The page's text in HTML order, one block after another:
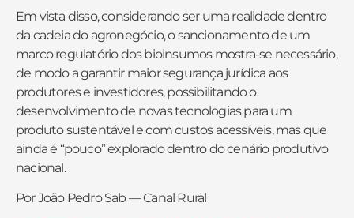
Em vista disso, considerando ser uma realidade dentro
da cadeia do agronegócio, o sancionamento de um
marco regulatório dos bioinsumos mostra-se necessário,
de modo a garantir maior segurança jurídica aos
produtores e investidores, possibilitando o
desenvolvimento de novas tecnologias para um
produto sustentável e com custos acessíveis, mas que
ainda é “pouco” explorado dentro do cenário produtivo
nacional.
Por João Pedro Sab — Canal Rural